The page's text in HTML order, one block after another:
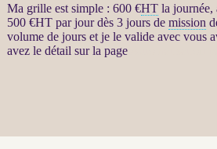
Ma grille est simple : 600 €HTla journée,
500 €HTpar jour dès 3 jours de mission
volume de jours et je le valide avec vous
avez le détail sur la page